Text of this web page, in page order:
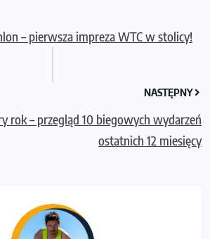
– pierwsza impreza WTC w stolicy!
NASTĘPNY
rok – przegląd 10 biegowych wydarzeń
ostatnich 12 miesięcy